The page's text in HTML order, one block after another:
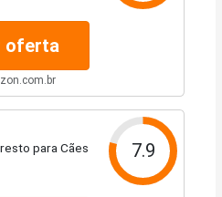
oferta
para Cães 7.9